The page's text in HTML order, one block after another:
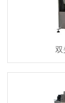
双